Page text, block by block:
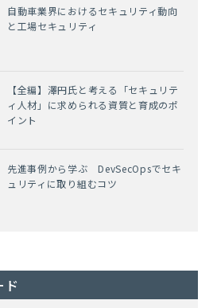
自動車業界におけるセキュリティ動向
と工場セキュリティ
【全編】澤円氏と考える「セキュリテ
ィ人材」に求められる資質と育成のポ
イント
先進事例から学ぶ DevSecOpsでセキ
ュリティに取り組むコツ
ド